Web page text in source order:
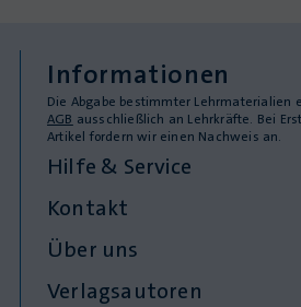
Informationen
Die Abgabe bestimmter Lehrmaterialien
AGB ausschließlich an Lehrkräfte. Bei
Artikel fordern wir einen Nachweis an.
Hilfe & Service
Kontakt
Über uns
Verlagsautoren